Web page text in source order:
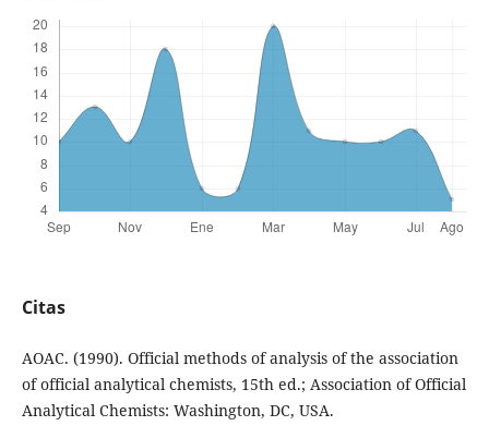
Citas
AOAC. (1990). Official methods of analysis of the association
of official analytical chemists, 15th ed.; Association of Official
Analytical Chemists: Washington, DC, USA.